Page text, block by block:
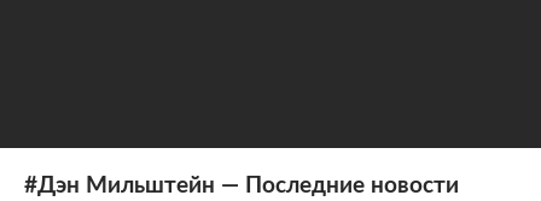
#Дэн Мильштейн — Последние новости